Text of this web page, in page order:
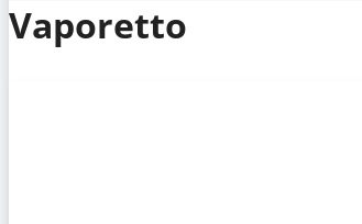
Vaporetto